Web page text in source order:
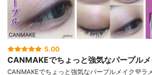
5.00
CANMAKEでちょっと強気なパープル
CANMAKEでちょっと強気なパープルメイク💜ラ